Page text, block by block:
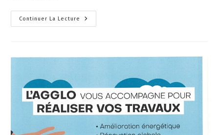
Continuer La Lecture